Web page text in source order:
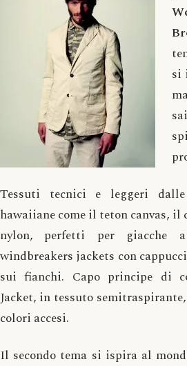
si
Tessuti tecnici e leggeri
hawaiiane come il teton canvas, il
nylon, perfetti per giacche
windbreakers jackets con
sui fianchi. Capo principe di
Jacket, in tessuto
colori accesi.
Il secondo tema si ispira al